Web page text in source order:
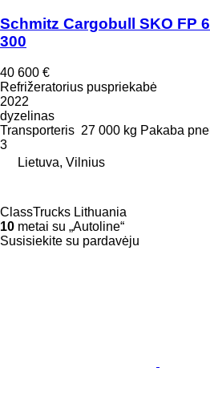
Schmitz Cargobull SKO FP
300
40 600 €
Refrižeratorius puspriekabė
2022
dyzelinas
Transporteris 27 000 kg Pakaba
3
Lietuva, Vilnius
ClassTrucks Lithuania
10 metai su „Autoline“
Susisiekite su pardavėju